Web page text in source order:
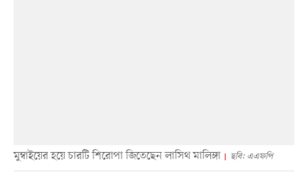
মুম্বাইয়ের হয়ে চারটি শিরোপা জিতেছেন লাসিথ মালিঙ্গা ছবি: এএফপি